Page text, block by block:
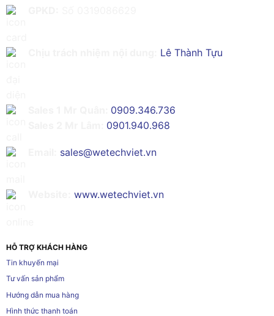
Lê Thành Tựu
0909.346.736
0901.940.968
sales@wetechviet.vn
www.wetechviet.vn
HỖ TRỢ KHÁCH HÀNG
Tin khuyến mại
Tư vấn sản phẩm
Hướng dẫn mua hàng
Hình thức thanh toán